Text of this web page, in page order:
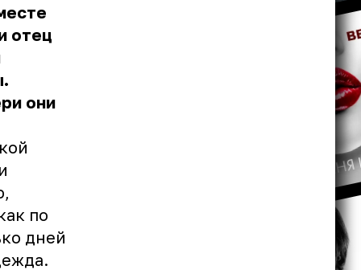
отец
они
по
дней